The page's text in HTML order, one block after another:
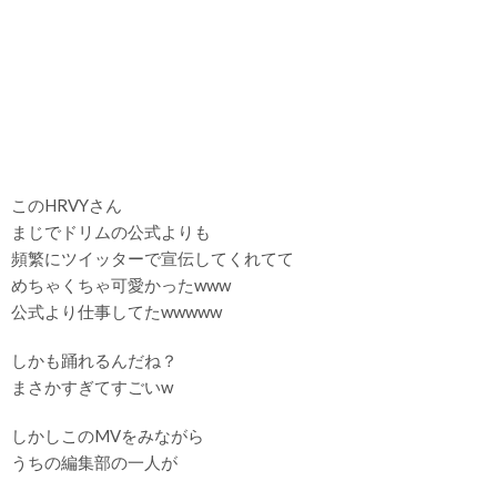
このHRVYさん
まじでドリムの公式よりも
頻繁にツイッターで宣伝してくれてて
めちゃくちゃ可愛かったwww
公式より仕事してたwwwww
しかも踊れるんだね？
まさかすぎてすごいw
しかしこのMVをみながら
うちの編集部の一人が